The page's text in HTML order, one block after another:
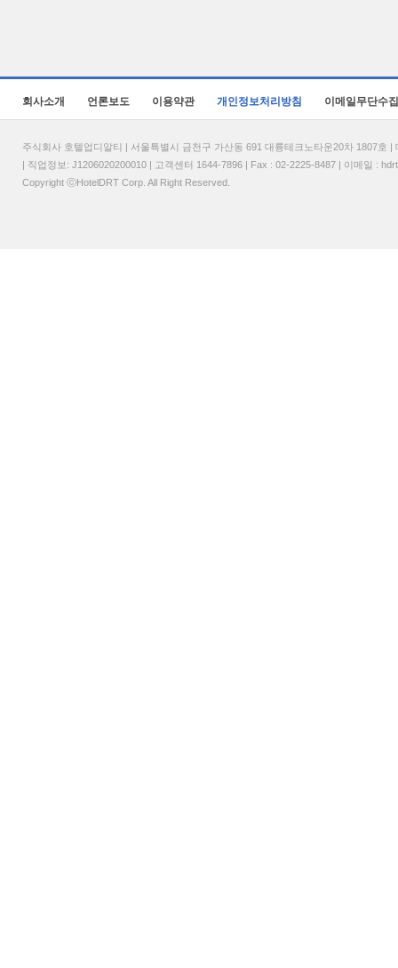
회사소개 언론보도 이용약관 개인정보처리방침 이메일무단수
주식회사 호텔업디알티 | 서울특별시 금천구 가산동 691 대륭테크노타운20차 1807
| 직업정보: J1206020200010 | 고객센터 1644-7896 | Fax : 02-2225-8487 | 이메일 :
Copyright ⓒHotelDRT Corp. All Right Reserved.